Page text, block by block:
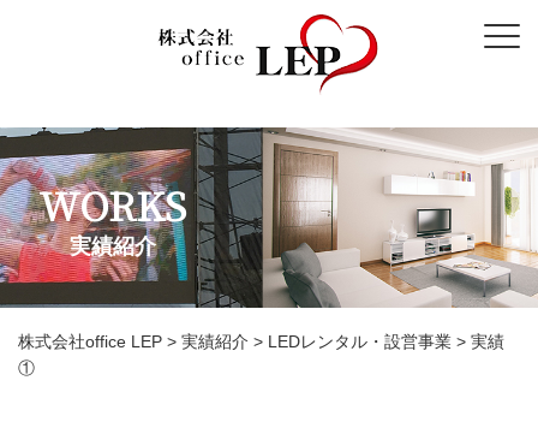
WORKS
実績紹介
株式会社office LEP > 実績紹介 > LEDレンタル・設営事業 > 実績
①